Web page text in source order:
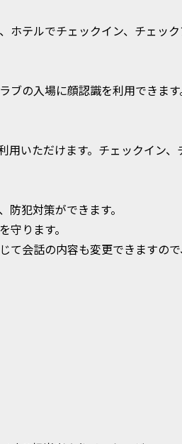
ホテルでチェックイン、チェッ
ブの入場に顔認識を利用できま
用いただけます。チェックイン、
犯対策ができます。
守ります。
て会話の内容も変更できますの